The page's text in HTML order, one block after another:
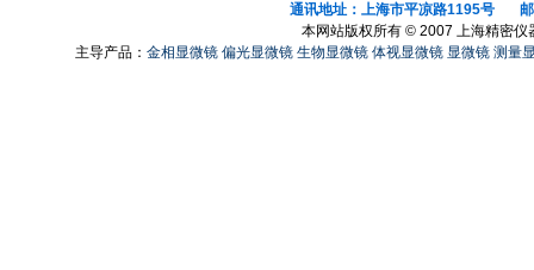
通讯地址：上海市平凉路1195号 邮
本网站版权所有 © 2007 上海精密仪
主导产品： 金相显微镜 偏光显微镜 生物显微镜 体视显微镜 显微镜 测量